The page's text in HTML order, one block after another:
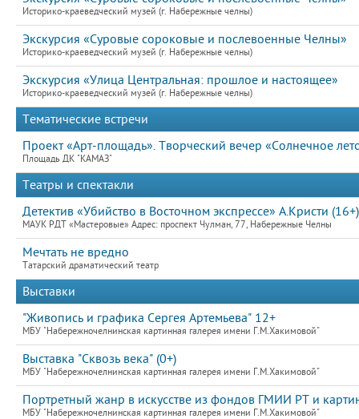
Историко-краеведческий музей (г. Набережные челны)
Экскурсия «Суровые сороковые и послевоенные Челны»
Историко-краеведческий музей (г. Набережные челны)
Экскурсия «Улица Центральная: прошлое и настоящее»
Историко-краеведческий музей (г. Набережные челны)
Тематические встречи
Проект «Арт-площадь». Творческий вечер «Солнечное
Площадь ДК "КАМАЗ"
Театры и спектакли
Детектив «Убийство в Восточном экспрессе» А.Кристи (16+)
МАУК РДТ «Мастеровые» Адрес: проспект Чулман, 77, Набережные Челны
Мечтать не вредно
Татарский драматический театр
Выставки
"Живопись и графика Сергея Артемьева" 12+
МБУ "Набережночелнинская картинная галерея имени Г.М.Хакимовой"
Выставка "Сквозь века" (0+)
МБУ "Набережночелнинская картинная галерея имени Г.М.Хакимовой"
Портретный жанр в искусстве из фондов ГМИИ РТ и
МБУ "Набережночелнинская картинная галерея имени Г.М.Хакимовой"